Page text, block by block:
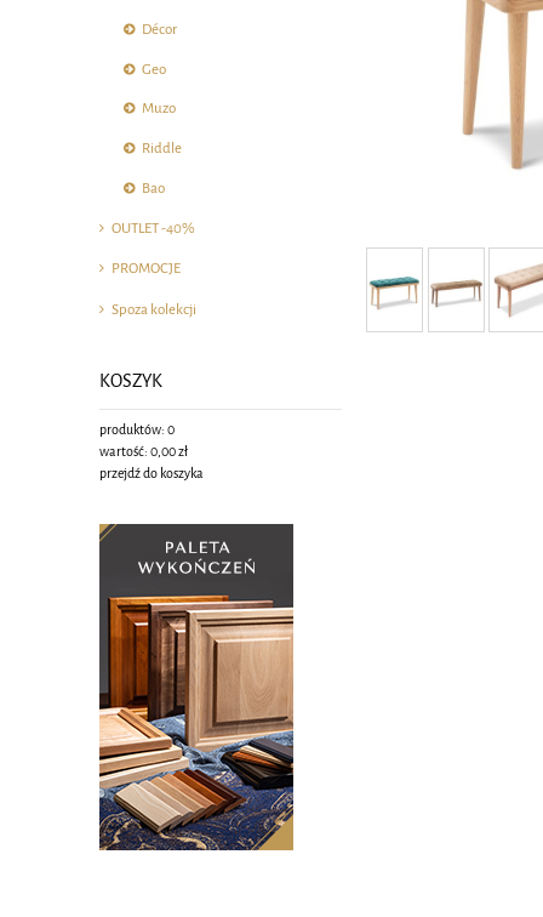
Décor
Geo
Muzo
Riddle
Bao
OUTLET -40%
PROMOCJE
Spoza kolekcji
KOSZYK
produktów: 0
wartość: 0,00 zł
przejdź do koszyka